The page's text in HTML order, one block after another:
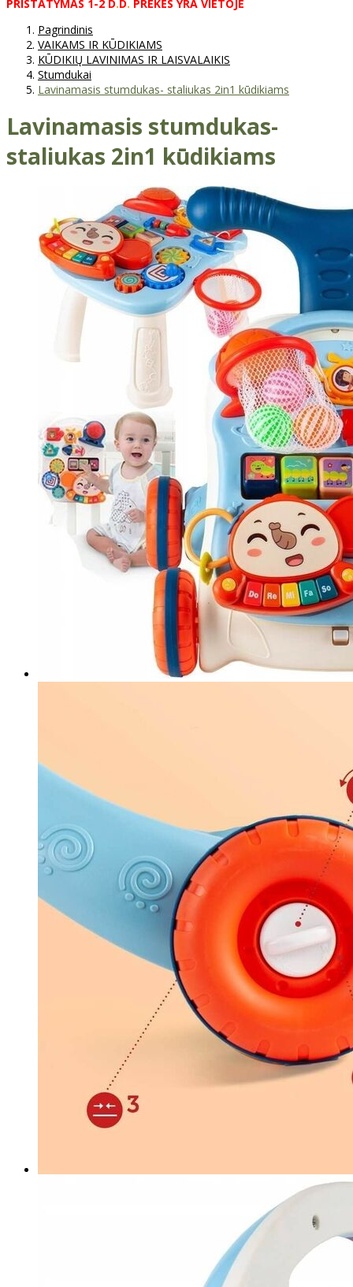
PRISTATYMAS 1-2 D. D. PREKĖS YRA VIETOJE
Pagrindinis
VAIKAMS IR KŪDIKIAMS
KŪDIKIŲ LAVINIMAS IR LAISVALAIKIS
Stumdukai
Lavinamasis stumdukas- staliukas 2in1 kūdikiams
Lavinamasis stumdukas-
staliukas 2in1 kūdikiams